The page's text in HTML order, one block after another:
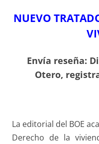
NUEVO
Envía reseña:
Otero,
La editorial del BOE
Derecho de la